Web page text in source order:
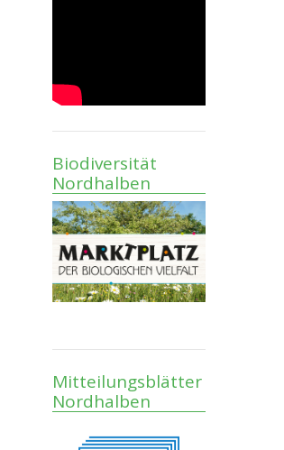
Biodiversität
Nordhalben
Mitteilungsblätter
Nordhalben